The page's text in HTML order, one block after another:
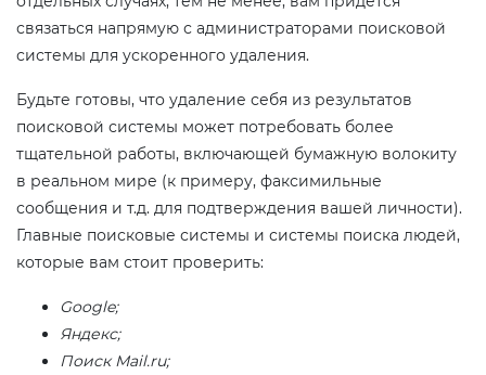
связаться напрямую с администраторами поисковой
системы для ускоренного удаления.
Будьте готовы, что удаление себя из результатов
поисковой системы может потребовать более
тщательной работы, включающей бумажную волокиту
в реальном мире (к примеру, факсимильные
сообщения и т.д. для подтверждения вашей личности).
Главные поисковые системы и системы поиска людей,
которые вам стоит проверить:
Google;
Яндекс;
Поиск Mail.ru;